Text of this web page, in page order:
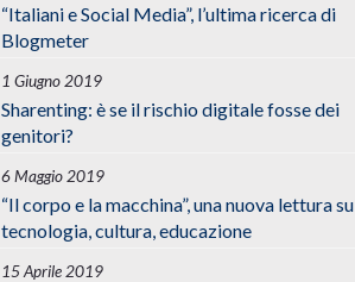
“Italiani e Social Media”, l’ultima ricerca di
Blogmeter
1 Giugno 2019
Sharenting: è se il rischio digitale fosse dei
genitori?
6 Maggio 2019
“Il corpo e la macchina”, una nuova lettura su
tecnologia, cultura, educazione
15 Aprile 2019